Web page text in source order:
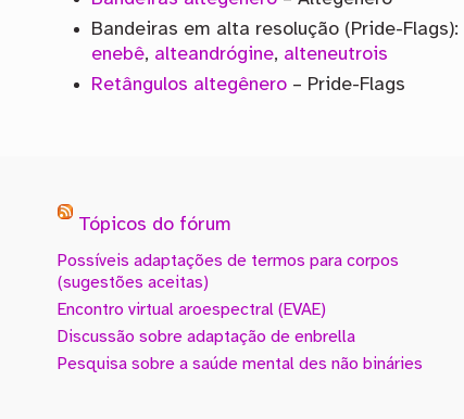
Bandeiras em alta resolução (Pride-Flags):
enebê, alteandrógine, alteneutrois
Retângulos altegênero– Pride-Flags
Tópicos do fórum
Possíveis adaptações de termos para corpos
(sugestões aceitas)
Encontro virtual aroespectral (EVAE)
Discussão sobre adaptação de enbrella
Pesquisa sobre a saúde mental des não bináries